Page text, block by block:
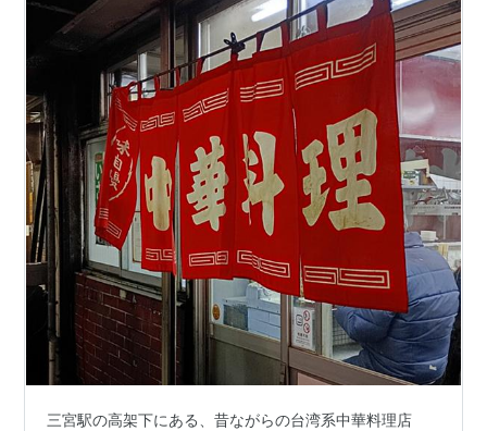
三宮駅の高架下にある、昔ながらの台湾系中華料理店